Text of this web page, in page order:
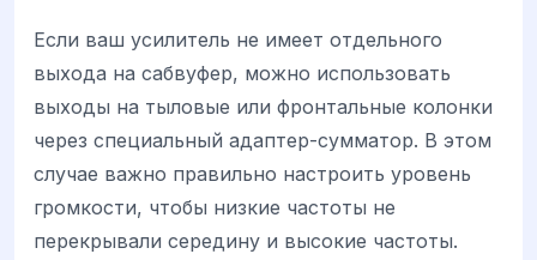
Если ваш усилитель не имеет отдельного
выхода на сабвуфер, можно использовать
выходы на тыловые или фронтальные колонки
через специальный адаптер-сумматор. В этом
случае важно правильно настроить уровень
громкости, чтобы низкие частоты не
перекрывали середину и высокие частоты.